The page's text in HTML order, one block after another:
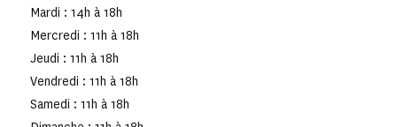
Mardi : 14h à 18h
Mercredi : 11h à 18h
Jeudi : 11h à 18h
Vendredi : 11h à 18h
Samedi : 11h à 18h